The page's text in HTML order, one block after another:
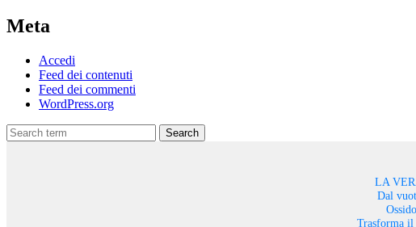
Meta
Accedi
Feed dei contenuti
Feed dei commenti
WordPress.org
Search
LA
Dal
Trasforma il